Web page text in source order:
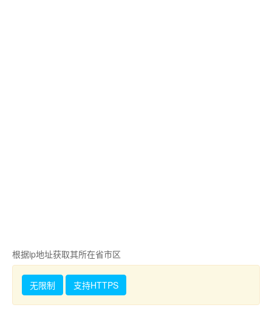
根据ip地址获取其所在省市区
无限制 支持HTTPS